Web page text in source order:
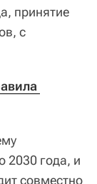
принятие
с
2030 года, и
совместно